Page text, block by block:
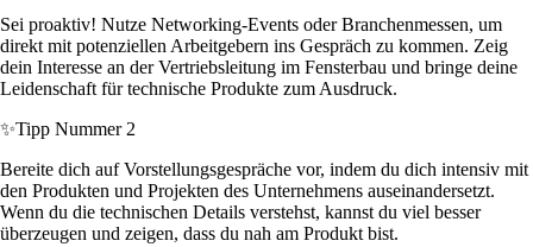
Sei proaktiv! Nutze Networking-Events oder Branchenmessen, um
direkt mit potenziellen Arbeitgebern ins Gespräch zu kommen. Zeig
dein Interesse an der Vertriebsleitung im Fensterbau und bringe deine
Leidenschaft für technische Produkte zum Ausdruck.
✨Tipp Nummer 2
Bereite dich auf Vorstellungsgespräche vor, indem du dich intensiv mit
den Produkten und Projekten des Unternehmens auseinandersetzt.
Wenn du die technischen Details verstehst, kannst du viel besser
überzeugen und zeigen, dass du nah am Produkt bist.